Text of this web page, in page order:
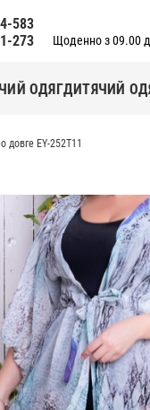
583
273
Щоденно з 09.00
ОДЯГДИТЯЧИЙ
довге EY-252T11